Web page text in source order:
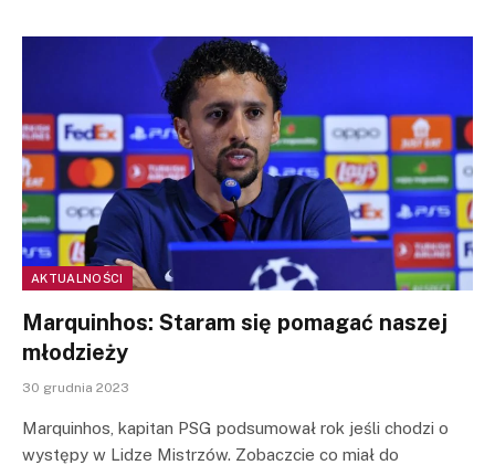
AKTUALNOŚCI
Marquinhos: Staram się pomagać naszej
młodzieży
30 grudnia 2023
Marquinhos, kapitan PSG podsumował rok jeśli chodzi o
występy w Lidze Mistrzów. Zobaczcie co miał do